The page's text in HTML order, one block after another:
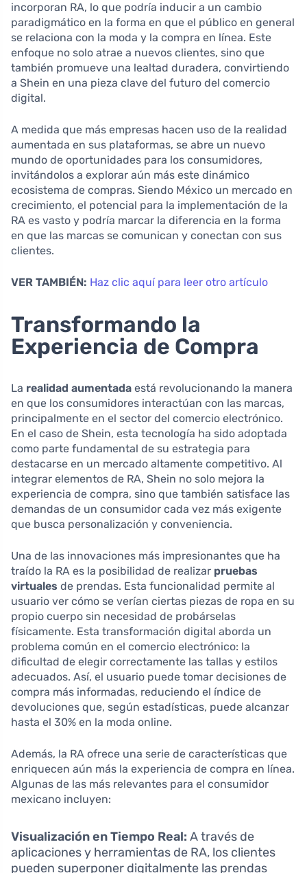
incorporan RA, lo que podría inducir a un cambio
paradigmático en la forma en que el público en general
se relaciona con la moda y la compra en línea. Este
enfoque no solo atrae a nuevos clientes, sino que
también promueve una lealtad duradera, convirtiendo
a Shein en una pieza clave del futuro del comercio
digital.
A medida que más empresas hacen uso de la realidad
aumentada en sus plataformas, se abre un nuevo
mundo de oportunidades para los consumidores,
invitándolos a explorar aún más este dinámico
ecosistema de compras. Siendo México un mercado en
crecimiento, el potencial para la implementación de la
RA es vasto y podría marcar la diferencia en la forma
en que las marcas se comunican y conectan con sus
clientes.
VER TAMBIÉN: Haz clic aquí para leer otro artículo
Transformando la
Experiencia de Compra
La realidad aumentada está revolucionando la manera
en que los consumidores interactúan con las marcas,
principalmente en el sector del comercio electrónico.
En el caso de Shein, esta tecnología ha sido adoptada
como parte fundamental de su estrategia para
destacarse en un mercado altamente competitivo. Al
integrar elementos de RA, Shein no solo mejora la
experiencia de compra, sino que también satisface las
demandas de un consumidor cada vez más exigente
que busca personalización y conveniencia.
Una de las innovaciones más impresionantes que ha
traído la RA es la posibilidad de realizar pruebas
virtuales de prendas. Esta funcionalidad permite al
usuario ver cómo se verían ciertas piezas de ropa en su
propio cuerpo sin necesidad de probárselas
físicamente. Esta transformación digital aborda un
problema común en el comercio electrónico: la
dificultad de elegir correctamente las tallas y estilos
adecuados. Así, el usuario puede tomar decisiones de
compra más informadas, reduciendo el índice de
devoluciones que, según estadísticas, puede alcanzar
hasta el 30% en la moda online.
Además, la RA ofrece una serie de características que
enriquecen aún más la experiencia de compra en línea.
Algunas de las más relevantes para el consumidor
mexicano incluyen:
Visualización en Tiempo Real: A través de
aplicaciones y herramientas de RA, los clientes
pueden superponer digitalmente las prendas